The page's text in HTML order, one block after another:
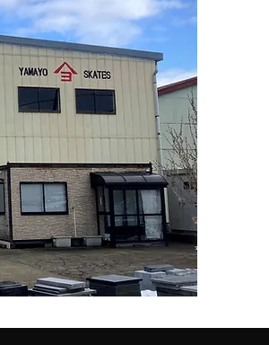
クイックビュー
サメヘアバン
価格
￥1,980
クイックビュー
VANS SKATE KIDS OLD SKOOL
価格
￥7,150
クイックビュー
INDEPENDENT SPAN AOTS
COOZIE 26SS
価格
￥990
クイックビュー
OJ THUNDER JUICE 75mm78A
価格
￥11,000